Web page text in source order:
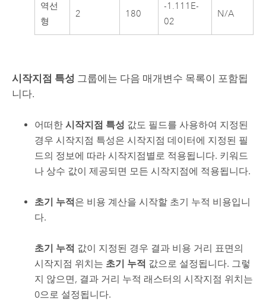
역선
형
2 180
-1.111E-
02
N/A
시작지점 특성 그룹에는 다음 매개변수 목록이 포함됩
니다.
어떠한시작지점 특성 값도 필드를 사용하여 지정된
경우 시작지점 특성은 시작지점 데이터에 지정된 필
드의 정보에 따라 시작지점별로 적용됩니다. 키워드
나 상수 값이 제공되면 모든 시작지점에 적용됩니다.
초기 누적은 비용 계산을 시작할 초기 누적 비용입니
다.
초기 누적 값이 지정된 경우 결과 비용 거리 표면의
시작지점 위치는 초기 누적 값으로 설정됩니다. 그렇
지 않으면, 결과 거리 누적 래스터의 시작지점 위치는
0으로 설정됩니다.